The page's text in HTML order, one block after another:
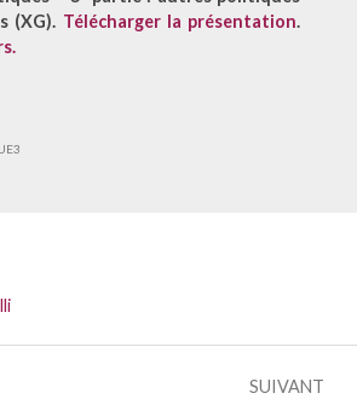
(XG). Télécharger la présentation.
SUIVANT